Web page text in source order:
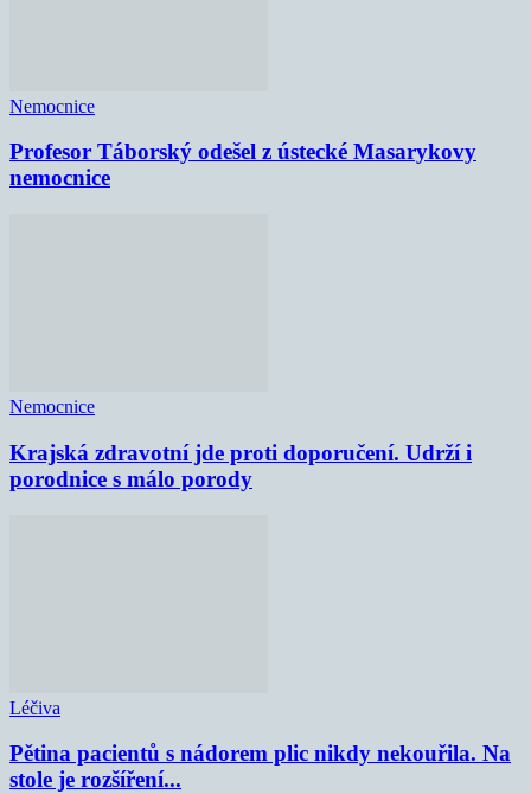
Nemocnice
Profesor Táborský odešel z ústecké Masarykovy
nemocnice
Nemocnice
Krajská zdravotní jde proti doporučení. Udrží i
porodnice s málo porody
Léčiva
Pětina pacientů s nádorem plic nikdy nekouřila. Na
stole je rozšíření...